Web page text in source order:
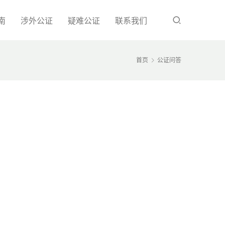
涉外公证 疑难公证 联系我们
首页 公证问答